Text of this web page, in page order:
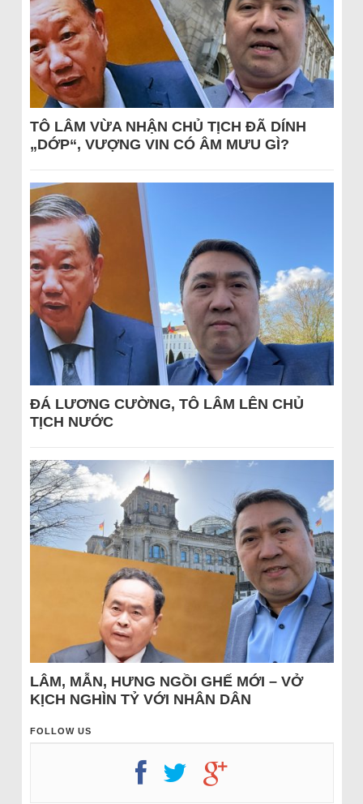
TÔ LÂM VỪA NHẬN CHỦ TỊCH ĐÃ DÍNH
„DỚP“, VƯỢNG VIN CÓ ÂM MƯU GÌ?
ĐÁ LƯƠNG CƯỜNG, TÔ LÂM LÊN CHỦ
TỊCH NƯỚC
LÂM, MẪN, HƯNG NGỒI GHẾ MỚI – VỞ
KỊCH NGHÌN TỶ VỚI NHÂN DÂN
FOLLOW US